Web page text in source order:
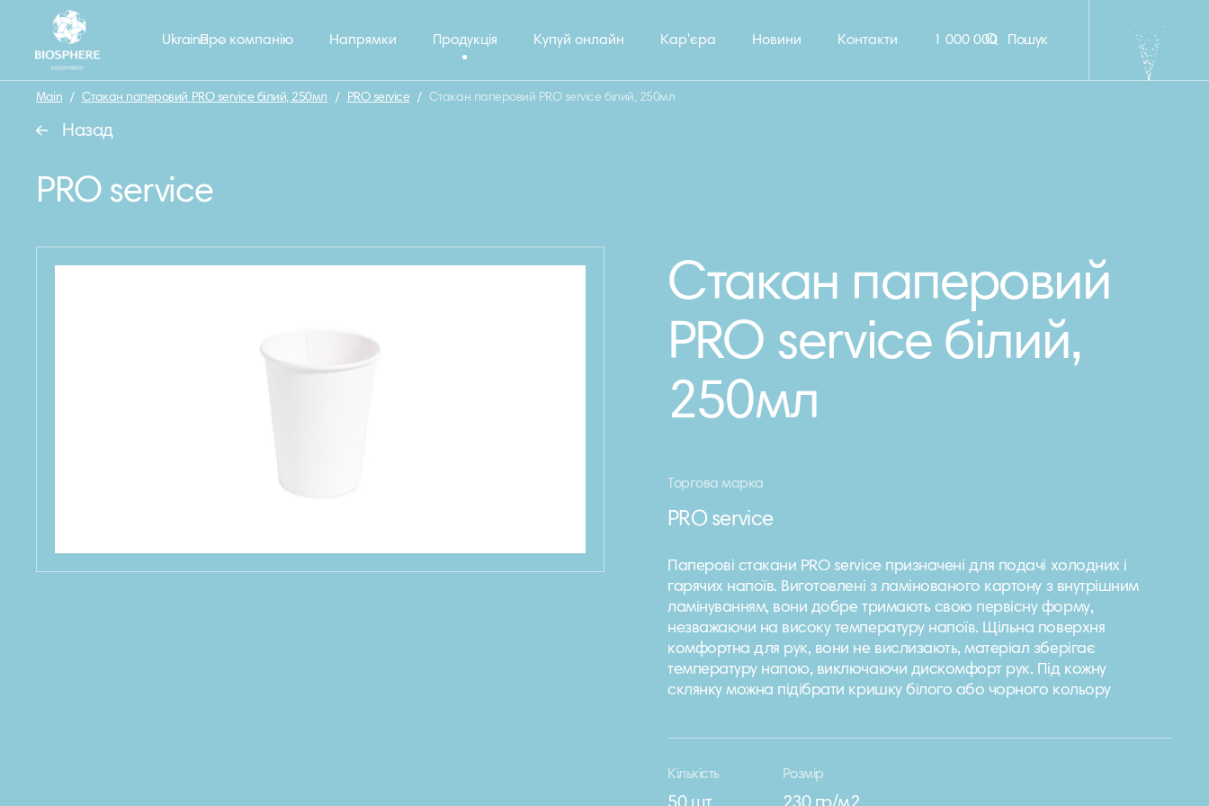
Про компанію Напрямки Продукція Купуй онлайн Кар'єра Новини Контакти 1 000 000 Пошук
Ukraine
Main / Стакан паперовий PRO service білий, 250мл / PRO service / Стакан паперовий PRO service білий, 250мл
Назад
PRO service
Стакан паперовий
PRO service білий,
250мл
Торгова марка
PRO service
Паперові стакани PRO service призначені для подачі холодних і
гарячих напоїв. Виготовлені з ламінованого картону з внутрішним
ламінуванням, вони добре тримають свою первісну форму,
незважаючи на високу температуру напоїв. Щільна поверхня
комфортна для рук, вони не вислизають, матеріал зберігає
температуру напою, виключаючи дискомфорт рук. Під кожну
склянку можна підібрати кришку білого або чорного кольору
Кількість Розмір